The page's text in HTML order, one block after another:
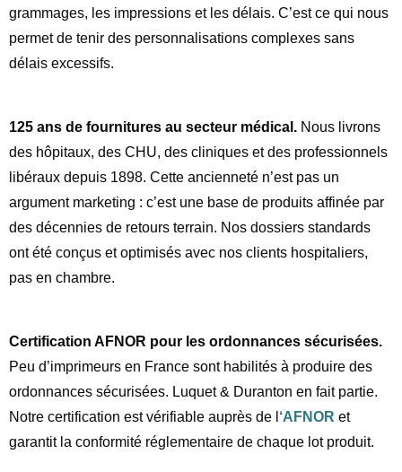
grammages, les impressions et les délais. C’est ce qui nous
permet de tenir des personnalisations complexes sans
délais excessifs.
125 ans de fournitures au secteur médical. Nous livrons
des hôpitaux, des CHU, des cliniques et des professionnels
libéraux depuis 1898. Cette ancienneté n’est pas un
argument marketing : c’est une base de produits affinée par
des décennies de retours terrain. Nos dossiers standards
ont été conçus et optimisés avec nos clients hospitaliers,
pas en chambre.
Certification AFNOR pour les ordonnances sécurisées.
Peu d’imprimeurs en France sont habilités à produire des
ordonnances sécurisées. Luquet & Duranton en fait partie.
Notre certification est vérifiable auprès de l ‘AFNOR et
garantit la conformité réglementaire de chaque lot produit.